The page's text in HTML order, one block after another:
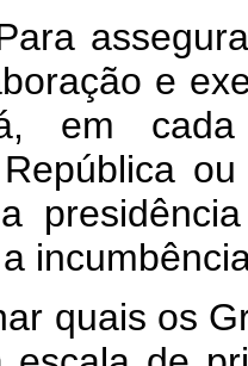
e
em
quais os